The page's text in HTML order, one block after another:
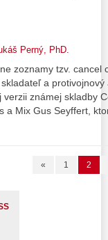
Perný, PhD.
zoznamy tzv. cancel
a
známej skladby
a Mix Gus Seyffert,
« 1 2